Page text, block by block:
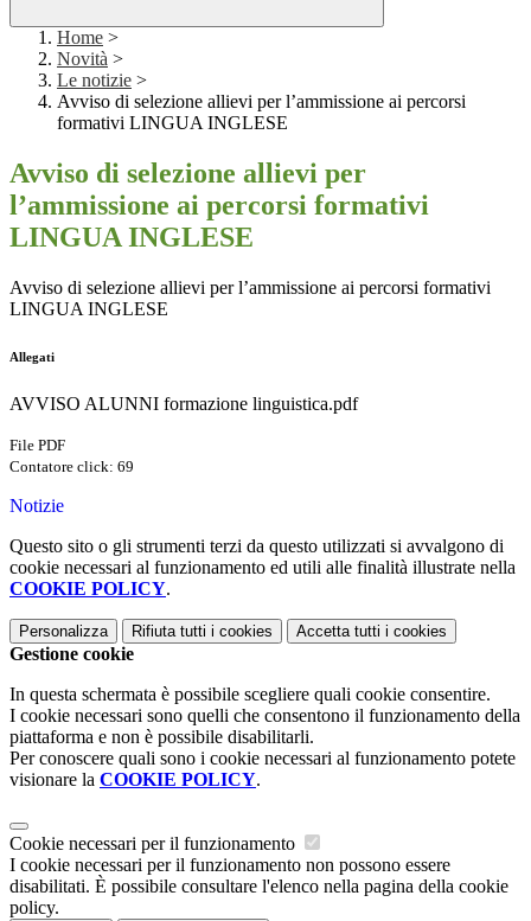
Home >
Novità >
Le notizie >
Avviso di selezione allievi per l’ammissione ai percorsi
formativi LINGUA INGLESE
Avviso di selezione allievi per
l’ammissione ai percorsi formativi
LINGUA INGLESE
Avviso di selezione allievi per l’ammissione ai percorsi formativi
LINGUA INGLESE
Allegati
AVVISO ALUNNI formazione linguistica.pdf
File PDF
Contatore click: 69
Notizie
Questo sito o gli strumenti terzi da questo utilizzati si avvalgono di
cookie necessari al funzionamento ed utili alle finalità illustrate nella
COOKIE POLICY.
Personalizza Rifiuta tutti i cookies Accetta tutti i cookies
Gestione cookie
In questa schermata è possibile scegliere quali cookie consentire.
I cookie necessari sono quelli che consentono il funzionamento della
piattaforma e non è possibile disabilitarli.
Per conoscere quali sono i cookie necessari al funzionamento potete
visionare la COOKIE POLICY.
Cookie necessari per il funzionamento
I cookie necessari per il funzionamento non possono essere
disabilitati. È possibile consultare l'elenco nella pagina della cookie
policy.